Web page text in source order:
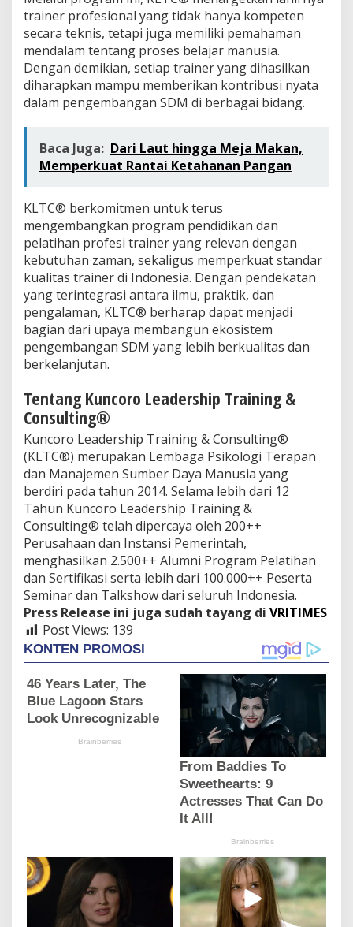
trainer profesional yang tidak hanya kompeten
secara teknis, tetapi juga memiliki pemahaman
mendalam tentang proses belajar manusia.
Dengan demikian, setiap trainer yang dihasilkan
diharapkan mampu memberikan kontribusi nyata
dalam pengembangan SDM di berbagai bidang.
Baca Juga: Dari Laut hingga Meja Makan,
Memperkuat Rantai Ketahanan Pangan
KLTC® berkomitmen untuk terus
mengembangkan program pendidikan dan
pelatihan profesi trainer yang relevan dengan
kebutuhan zaman, sekaligus memperkuat standar
kualitas trainer di Indonesia. Dengan pendekatan
yang terintegrasi antara ilmu, praktik, dan
pengalaman, KLTC® berharap dapat menjadi
bagian dari upaya membangun ekosistem
pengembangan SDM yang lebih berkualitas dan
berkelanjutan.
Tentang Kuncoro Leadership Training &
Consulting®
Kuncoro Leadership Training & Consulting®
(KLTC®) merupakan Lembaga Psikologi Terapan
dan Manajemen Sumber Daya Manusia yang
berdiri pada tahun 2014. Selama lebih dari 12
Tahun Kuncoro Leadership Training &
Consulting® telah dipercaya oleh 200++
Perusahaan dan Instansi Pemerintah,
menghasilkan 2.500++ Alumni Program Pelatihan
dan Sertifikasi serta lebih dari 100.000++ Peserta
Seminar dan Talkshow dari seluruh Indonesia.
Press Release ini juga sudah tayang di VRITIMES
Post Views: 139